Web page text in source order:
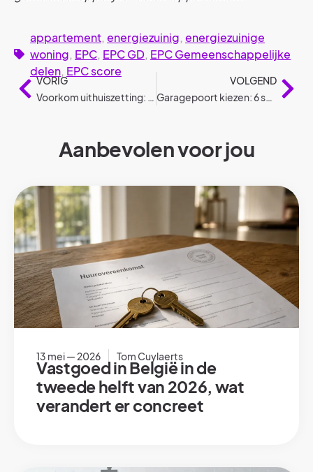
appartement, energiezuinig, energiezuinige
woning, EPC, EPC GD, EPC Gemeenschappelijke
delen, EPC score
VORIG
Voorkom uithuiszetting: je rechten en opties
VOLGEND
Garagepoort kiezen: 6 stappen (keuzegids)
Aanbevolen voor jou
13 mei — 2026 Tom Cuylaerts
Vastgoed in België in de
tweede helft van 2026, wat
verandert er concreet